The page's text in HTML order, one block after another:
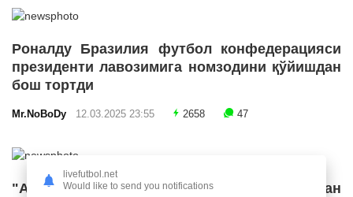
Роналду Бразилия футбол конфедерацияси
президенти лавозимига номзодини қўйишдан
бош тортди
Mr.NoBoDy 12.03.2025 23:55 2658 47
"Арсенал" икки ярим ҳимоячи билан
livefutbol.net
Would like to send you notifications